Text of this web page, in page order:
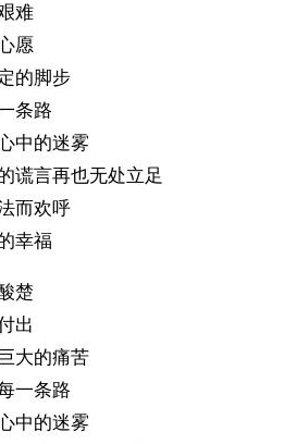
难
愿
的脚步
条路
中的迷雾
谎言再也无处立足
而欢呼
幸福
楚
出
大的痛苦
一条路
中的迷雾